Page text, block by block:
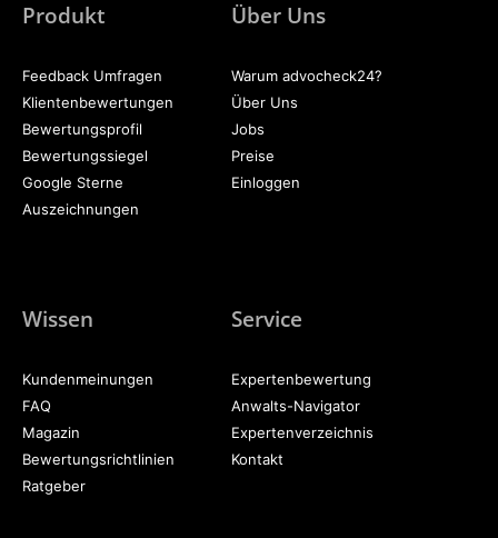
Produkt
Feedback Umfragen
Klientenbewertungen
Bewertungsprofil
Bewertungssiegel
Google Sterne
Auszeichnungen
Über Uns
Warum advocheck24?
Über Uns
Jobs
Preise
Einloggen
Wissen
Kundenmeinungen
FAQ
Magazin
Bewertungsrichtlinien
Ratgeber
Service
Expertenbewertung
Anwalts-Navigator
Expertenverzeichnis
Kontakt